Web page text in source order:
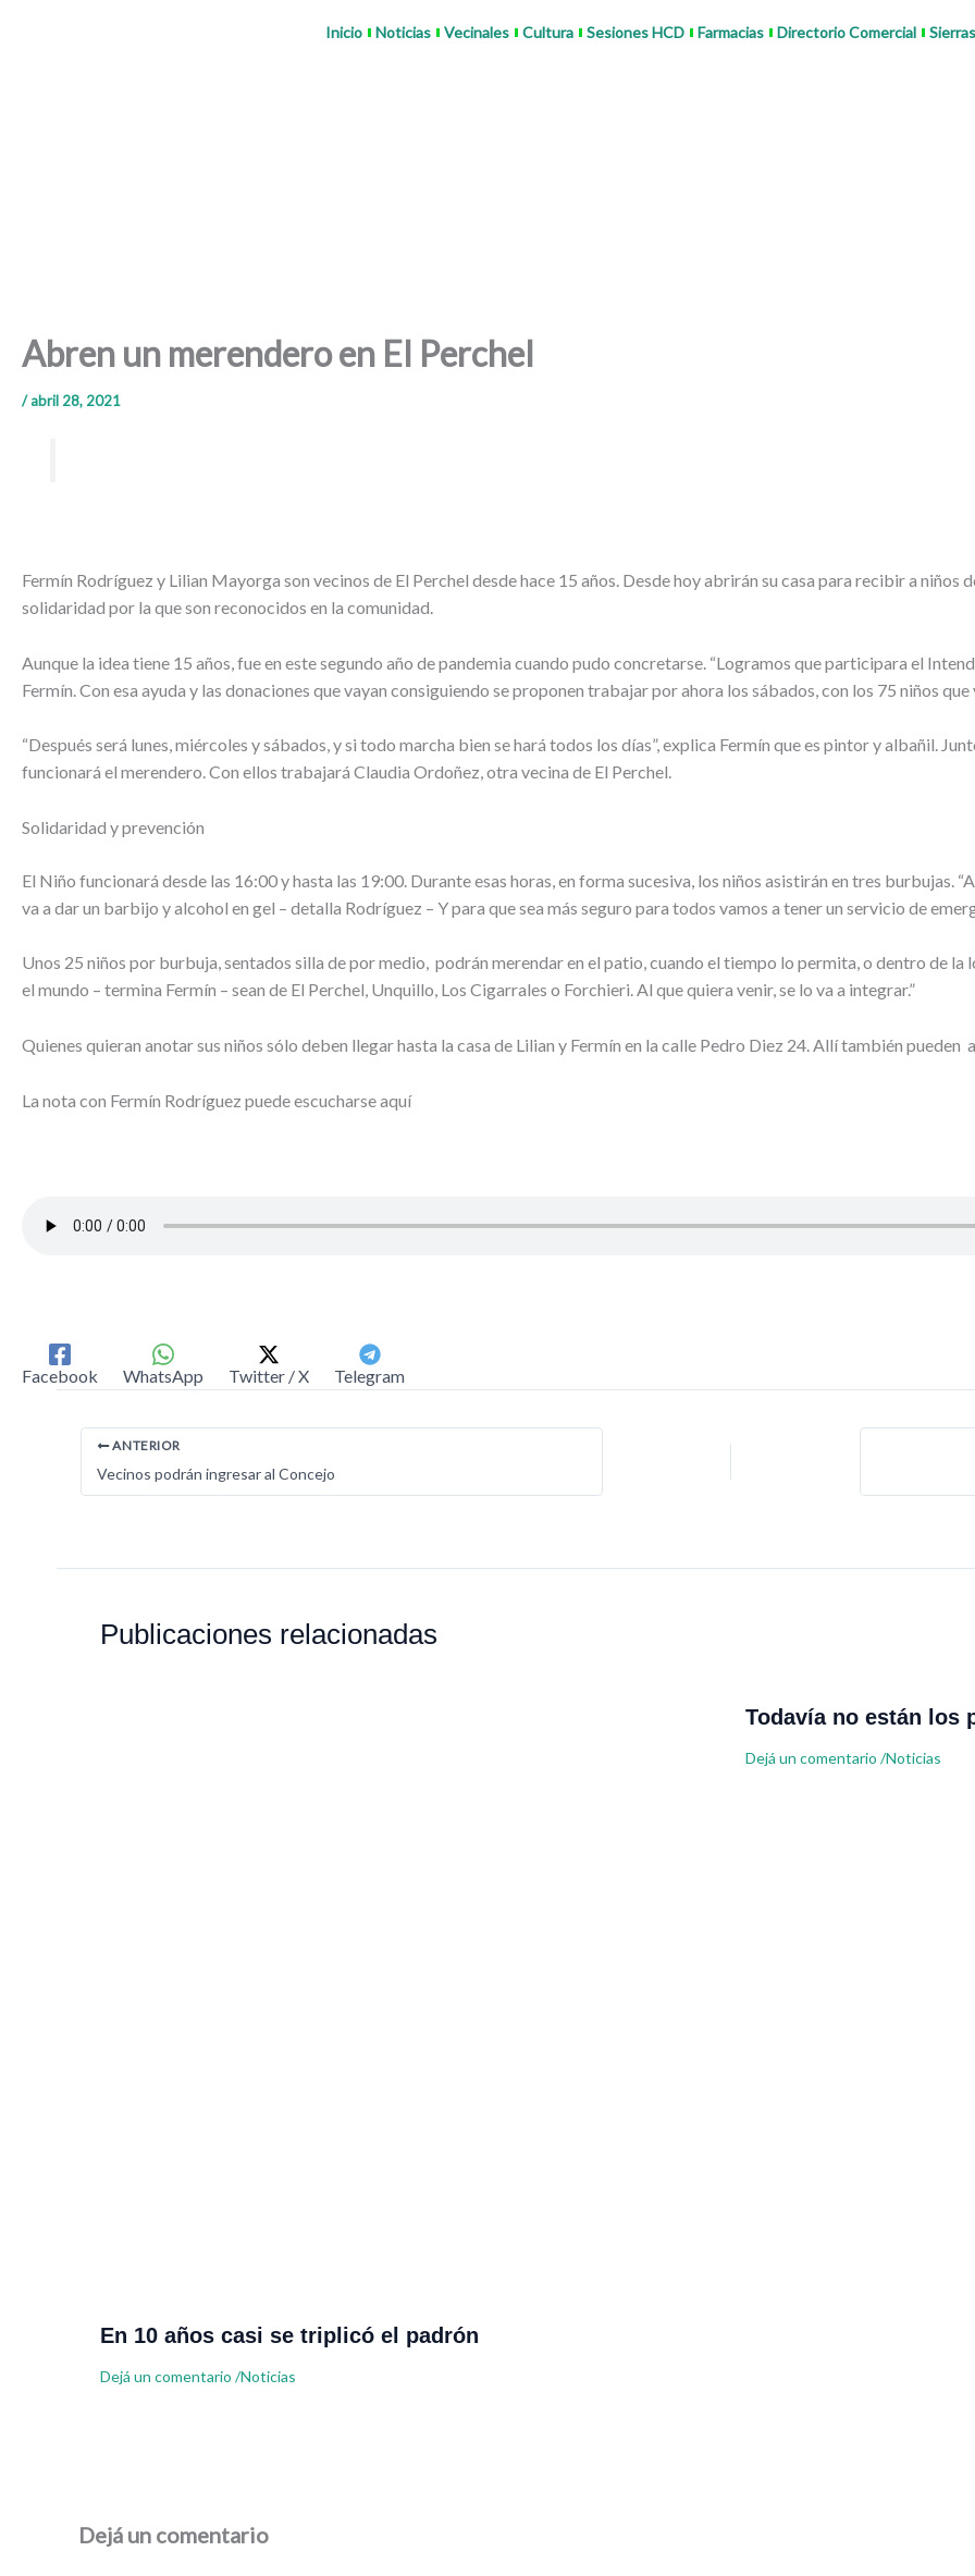
Inicio Noticias Vecinales Cultura Sesiones HCD Farmacias Directorio Comercial
Abren un merendero en El Perchel
/abril 28, 2021
Fermín Rodríguez y Lilian Mayorga son vecinos de El Perchel desde hace 15 años. Desde hoy abrirán su casa para recibir a niños
solidaridad por la que son reconocidos en la comunidad.
Aunque la idea tiene 15 años, fue en este segundo año de pandemia cuando pudo concretarse. “Logramos que participara el
Fermín. Con esa ayuda y las donaciones que vayan consiguiendo se proponen trabajar por ahora los sábados, con los 75 niños
“Después será lunes, miércoles y sábados, y si todo marcha bien se hará todos los días”, explica Fermín que es pintor y albañil.
funcionará el merendero. Con ellos trabajará Claudia Ordoñez, otra vecina de El Perchel.
Solidaridad y prevención
El Niño funcionará desde las 16:00 y hasta las 19:00. Durante esas horas, en forma sucesiva, los niños asistirán en tres burbujas.
va a dar un barbijo y alcohol en gel – detalla Rodríguez – Y para que sea más seguro para todos vamos a tener un servicio de
Unos 25 niños por burbuja, sentados silla de por medio, podrán merendar en el patio, cuando el tiempo lo permita, o dentro de la
el mundo – termina Fermín – sean de El Perchel, Unquillo, Los Cigarrales o Forchieri. Al que quiera venir, se lo va a integrar.”
Quienes quieran anotar sus niños sólo deben llegar hasta la casa de Lilian y Fermín en la calle Pedro Diez 24. Allí también
La nota con Fermín Rodríguez puede escucharse aquí
Facebook WhatsApp Twitter / X Telegram
ANTERIOR
Vecinos podrán ingresar al Concejo
Publicaciones relacionadas
En 10 años casi se triplicó el padrón
Dejá un comentario /Noticias
Todavía no están los
Dejá un comentario /Noticias
Dejá un comentario